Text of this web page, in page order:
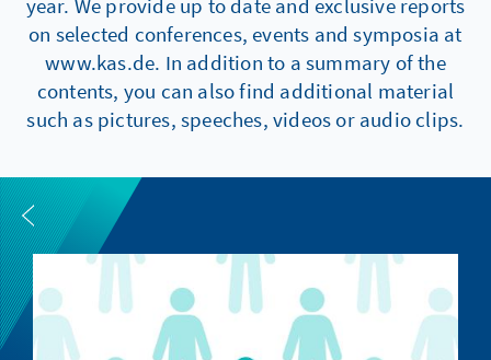
on selected conferences, events and symposia at
www.kas.de. In addition to a summary of the
contents, you can also find additional material
such as pictures, speeches, videos or audio clips.